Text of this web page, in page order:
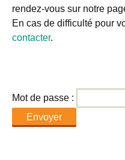
rendez-vous sur notre
En cas de difficulté pour
contacter.
Mot de passe :